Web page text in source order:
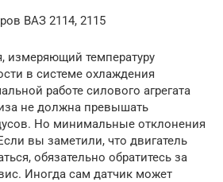
ВАЗ 2114, 2115
измеряющий температуру
в системе охлаждения
работе силового агрегата
не должна превышать
Но минимальные отклонения
вы заметили, что двигатель
обязательно обратитесь за
Иногда сам датчик может